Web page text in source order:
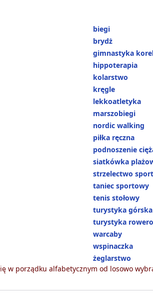
biegi
brydż
gimnastyka
hippoterapia
kolarstwo
kręgle
lekkoatletyka
marszobiegi
nordic walking
piłka ręczna
podnoszenie
siatkówka
strzelectwo
taniec sportowy
tenis stołowy
turystyka górska
turystyka
warcaby
wspinaczka
żeglarstwo
w porządku alfabetycznym od losowo